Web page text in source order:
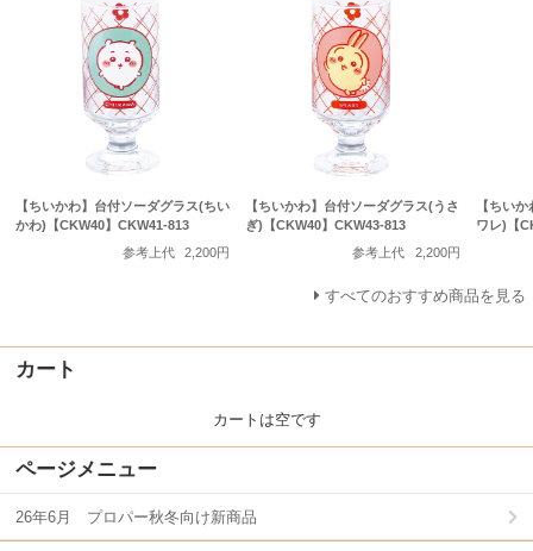
【ちいかわ】台付ソーダグラス(ちい
かわ)【CKW40】CKW41-813
参考上代
2,200円
【ちいかわ】台付ソーダグラス(うさ
ぎ)【CKW40】CKW43-813
参考上代
2,200円
【ちい
ワレ)【
すべてのおすすめ商品を見る
カート
カートは空です
ページメニュー
26年6月 プロパー秋冬向け新商品